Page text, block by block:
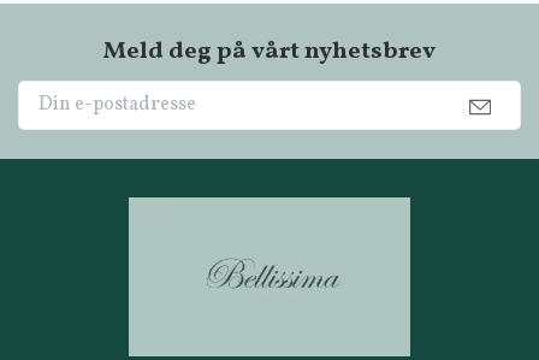
Meld deg på vårt nyhetsbrev